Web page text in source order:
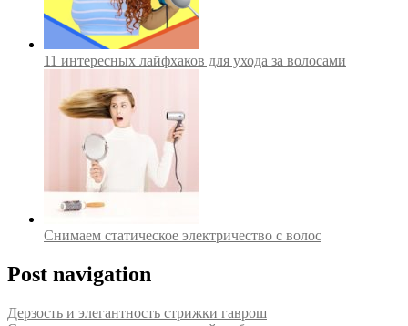
11 интересных лайфхаков для ухода за волосами
Снимаем статическое электричество с волос
Post navigation
Дерзость и элегантность стрижки гаврош